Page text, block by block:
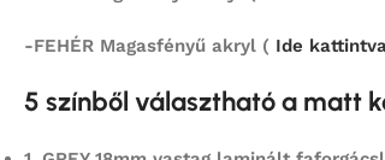
-FEHÉR Magasfényű akryl ( Ide
5 színből választható a matt